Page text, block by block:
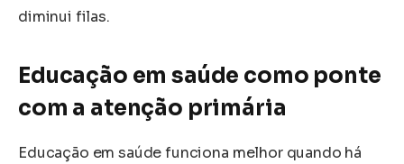
diminui filas.
Educação em saúde como ponte
com a atenção primária
Educação em saúde funciona melhor quando há